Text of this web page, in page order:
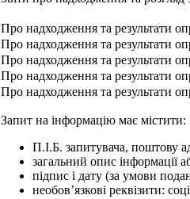
Про надходження та результати
Про надходження та результати
Про надходження та результати
Про надходження та результати
Про надходження та результати
Запит на інформацію має містити:
П.І.Б. запитувача, поштову
загальний опис інформації
підпис і дату (за умови
необов’язкові реквізити: